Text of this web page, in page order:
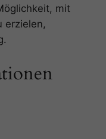
mit
erzielen,